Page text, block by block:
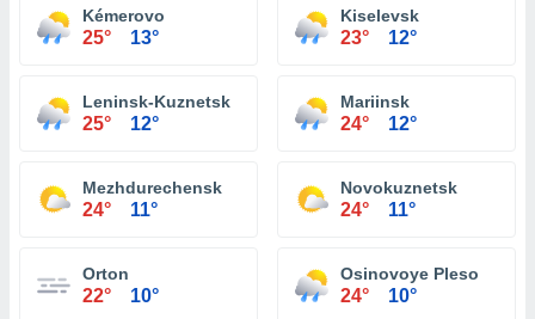
Kémerovo
25° 13°
Kiselevsk
23° 12°
Leninsk-Kuznetsk
25° 12°
Mariinsk
24° 12°
Mezhdurechensk
24° 11°
Novokuznetsk
24° 11°
Orton
22° 10°
Osinovoye Pleso
24° 10°